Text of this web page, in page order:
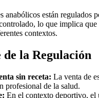
anabólicos están regulados
lo que implica
contextos.
de la Regulación
sin receta: La venta de
profesional de la salud.
En el contexto deportivo, el